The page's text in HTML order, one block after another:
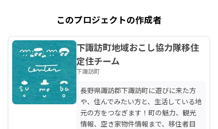
このプロジェクトの作成者
下諏訪町地域おこし協力隊移住
定住チーム
下諏訪町
長野県諏訪郡下諏訪町に遊びに来た方
や、住んでみたい方と、生活している地
元の方をつなぎます！町の魅力、観光
情報、空き家物件情報まで、移住者目